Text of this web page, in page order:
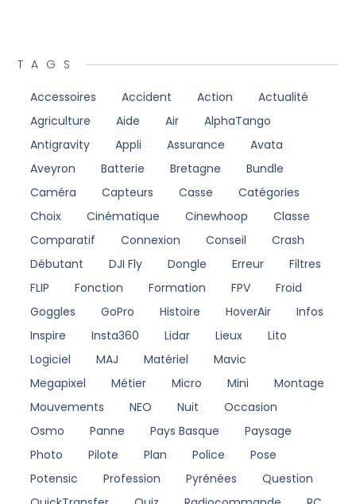
TAGS
Accessoires Accident Action
Actualité
Agriculture
Aide Air
AlphaTango
Antigravity
Appli Assurance
Avata
Aveyron
Batterie Bretagne
Bundle
Caméra
Capteurs Casse
Catégories
Choix
Cinématique Cinewhoop
Classe
Comparatif
Connexion Conseil
Crash
Débutant
DJI Fly Dongle Erreur
Filtres
FLIP
Fonction Formation FPV
Froid
Goggles
GoPro Histoire HoverAir
Infos
Inspire
Insta360 Lidar Lieux
Lito
Logiciel
MAJ Matériel
Mavic
Megapixel
Métier Micro Mini
Montage
Mouvements
NEO Nuit
Occasion
Osmo
Panne Pays Basque
Paysage
Photo
Pilote Plan Police
Pose
Potensic
Profession Pyrénées
Question